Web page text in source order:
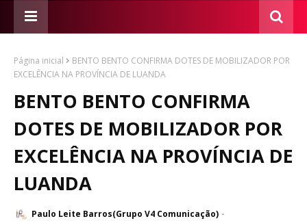
Página inicial
BENTO BENTO CONFIRMA DOTES DE MOBILIZADOR POR
EXCELÊNCIA NA PROVÍNCIA DE LUANDA
BENTO BENTO CONFIRMA
DOTES DE MOBILIZADOR POR
EXCELÊNCIA NA PROVÍNCIA DE
LUANDA
Paulo Leite Barros(Grupo V4 Comunicação)